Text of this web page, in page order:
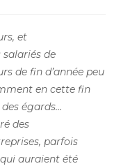
et
de
de fin d’année peu
en cette fin
égards…
des
parfois
auraient été